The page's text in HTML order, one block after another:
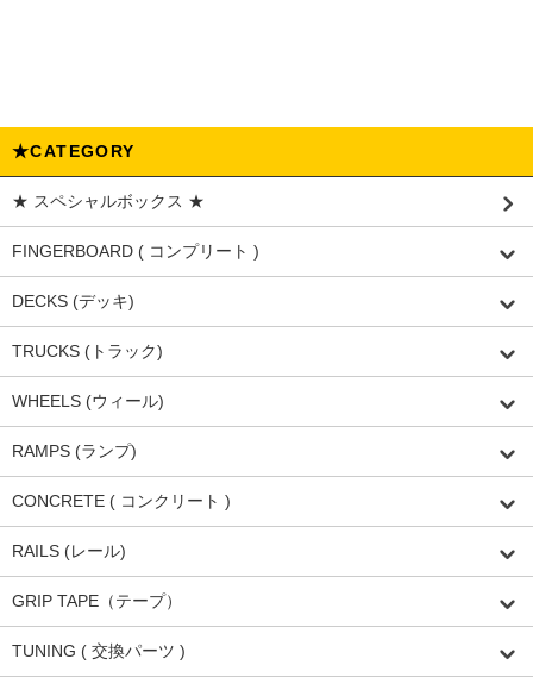
★CATEGORY
★ スペシャルボックス ★
FINGERBOARD ( コンプリート )
DECKS (デッキ)
TRUCKS (トラック)
WHEELS (ウィール)
RAMPS (ランプ)
CONCRETE ( コンクリート )
RAILS (レール)
GRIP TAPE（テープ）
TUNING ( 交換パーツ )